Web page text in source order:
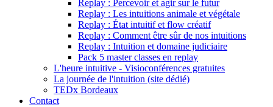
Replay : Percevoir et agir sur le futur
Replay : Les intuitions animale et végétale
Replay : État intuitif et flow créatif
Replay : Comment être sûr de nos intuitions
Replay : Intuition et domaine judiciaire
Pack 5 master classes en replay
L'heure intuitive - Visioconférences gratuites
La journée de l'intuition (site dédié)
TEDx Bordeaux
Contact